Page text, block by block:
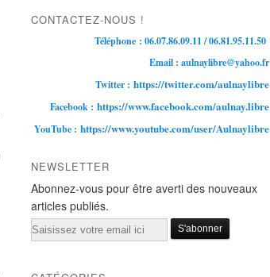
CONTACTEZ-NOUS !
Téléphone : 06.07.86.09.11 / 06.81.95.11.50
Email : aulnaylibre@yahoo.fr
Twitter : https://twitter.com/aulnaylibre
Facebook : https://www.facebook.com/aulnay.libre
YouTube : https://www.youtube.com/user/Aulnaylibre
NEWSLETTER
Abonnez-vous pour être averti des nouveaux
articles publiés.
Email